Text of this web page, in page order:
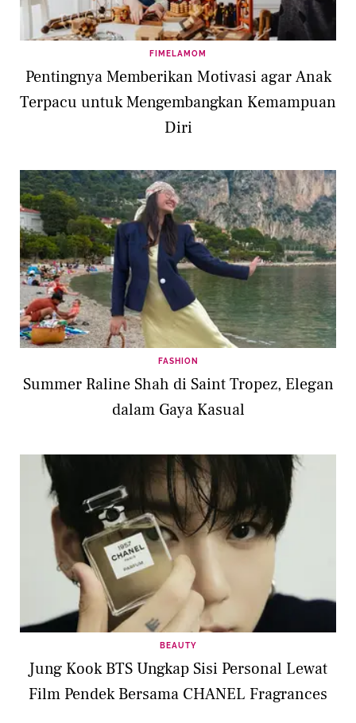
FIMELAMOM
Pentingnya Memberikan Motivasi agar Anak
Terpacu untuk Mengembangkan Kemampuan
Diri
FASHION
Summer Raline Shah di Saint Tropez, Elegan
dalam Gaya Kasual
BEAUTY
Jung Kook BTS Ungkap Sisi Personal Lewat
Film Pendek Bersama CHANEL Fragrances